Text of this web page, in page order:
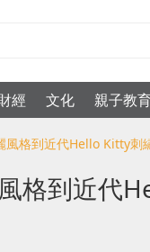
經 文化 親子教
風格到近代Hello Kitty刺
格到近代